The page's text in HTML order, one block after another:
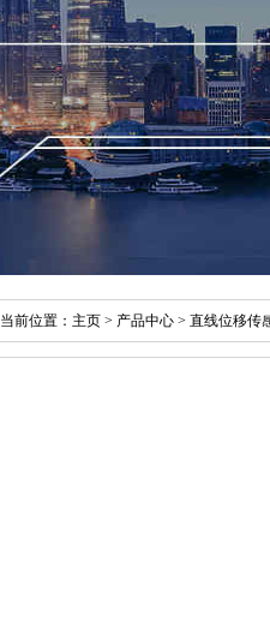
当前位置： 主页 > 产品中心 > 直线位移传